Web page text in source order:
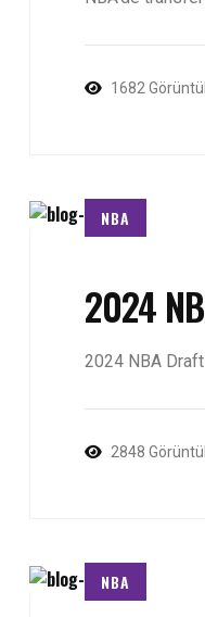
1682
NBA
2024
2024 NBA
2848
NBA